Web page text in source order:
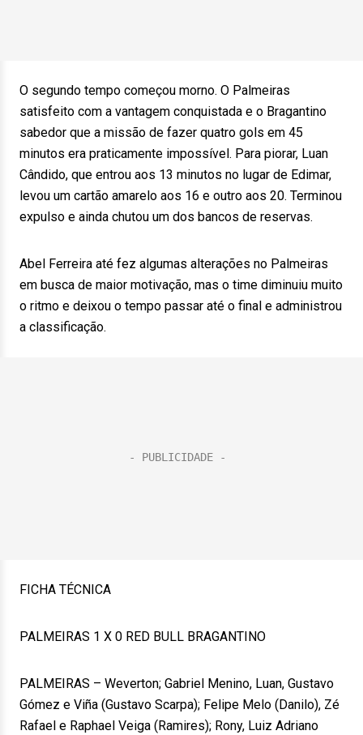
O segundo tempo começou morno. O Palmeiras
satisfeito com a vantagem conquistada e o Bragantino
sabedor que a missão de fazer quatro gols em 45
minutos era praticamente impossível. Para piorar, Luan
Cândido, que entrou aos 13 minutos no lugar de Edimar,
levou um cartão amarelo aos 16 e outro aos 20. Terminou
expulso e ainda chutou um dos bancos de reservas.
Abel Ferreira até fez algumas alterações no Palmeiras
em busca de maior motivação, mas o time diminuiu muito
o ritmo e deixou o tempo passar até o final e administrou
a classificação.
FICHA TÉCNICA
PALMEIRAS 1 X 0 RED BULL BRAGANTINO
PALMEIRAS – Weverton; Gabriel Menino, Luan, Gustavo
Gómez e Viña (Gustavo Scarpa); Felipe Melo (Danilo), Zé
Rafael e Raphael Veiga (Ramires); Rony, Luiz Adriano